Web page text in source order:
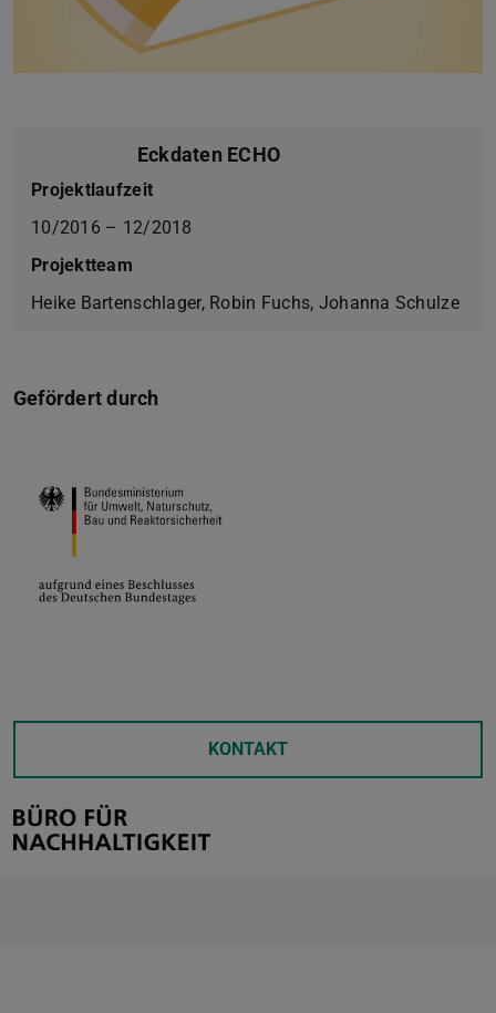
Eckdaten ECHO
Projektlaufzeit
10/2016 – 12/2018
Projektteam
Heike Bartenschlager, Robin Fuchs, Johanna Schulze
Gefördert durch
KONTAKT